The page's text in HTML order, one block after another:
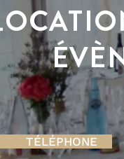
TÉLÉPHONE